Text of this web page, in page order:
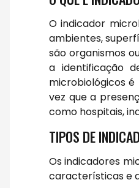
O indicador
ambientes,
são organismos
a identificação
microbiológicos
vez que a
como hospitais,
TIPOS DE
Os indicadores
características e